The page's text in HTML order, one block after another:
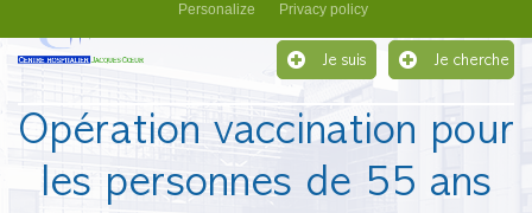
Je suis Je cherche
Opération vaccination pour
les personnes de 55 ans
Personalize Privacy policy